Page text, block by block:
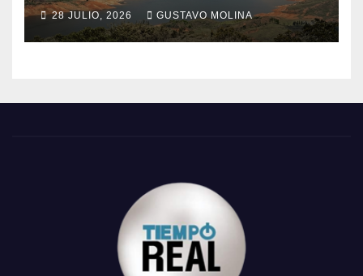
28 JULIO, 2026 GUSTAVO MOLINA